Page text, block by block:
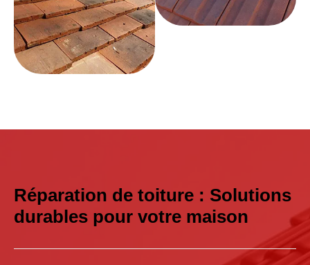
Réparation de toiture : Solutions
durables pour votre maison